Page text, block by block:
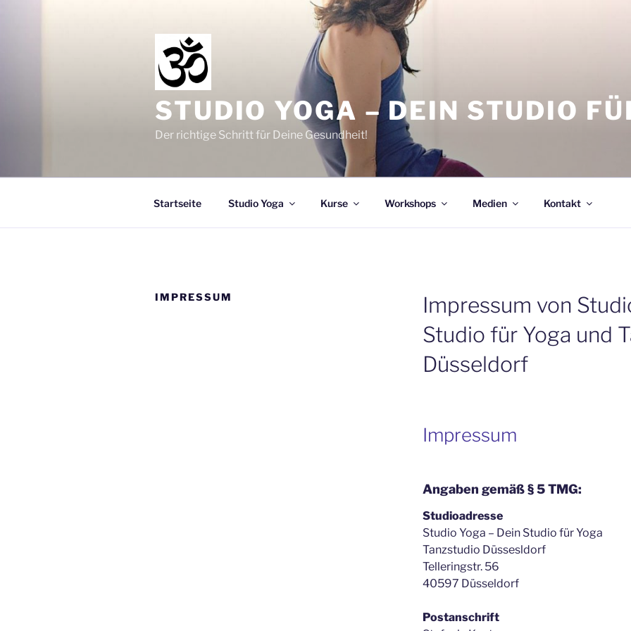
STUDIO YOGA – DEIN STUDIO
Der richtige Schritt für Deine Gesundheit!
Startseite Studio Yoga Kurse Workshops Medien Kontakt
IMPRESSUM
Impressum von
Studio für Yoga und
Düsseldorf
Impressum
Angaben gemäß § 5 TMG:
Studioadresse
Studio Yoga – Dein Studio für Yoga
Tanzstudio Düssesldorf
Telleringstr. 56
40597 Düsseldorf
Postanschrift